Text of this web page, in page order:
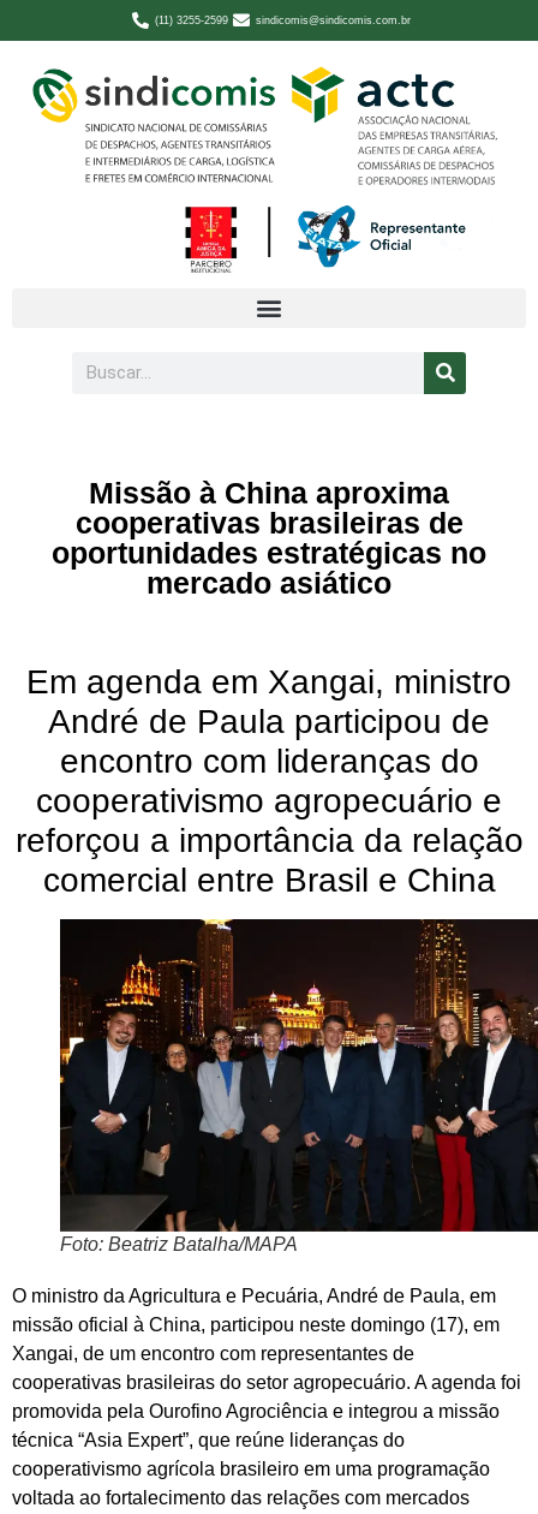
(11) 3255-2599 sindicomis@sindicomis.com.br
Missão à China aproxima
cooperativas brasileiras de
oportunidades estratégicas no
mercado asiático
Em agenda em Xangai, ministro
André de Paula participou de
encontro com lideranças do
cooperativismo agropecuário e
reforçou a importância da relação
comercial entre Brasil e China
Foto: Beatriz Batalha/MAPA
O ministro da Agricultura e Pecuária, André de Paula, em
missão oficial à China, participou neste domingo (17), em
Xangai, de um encontro com representantes de
cooperativas brasileiras do setor agropecuário. A agenda foi
promovida pela Ourofino Agrociência e integrou a missão
técnica “Asia Expert”, que reúne lideranças do
cooperativismo agrícola brasileiro em uma programação
voltada ao fortalecimento das relações com mercados